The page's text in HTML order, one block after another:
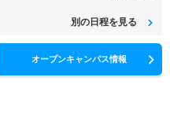
別の日程を見る
オープンキャンパス情報